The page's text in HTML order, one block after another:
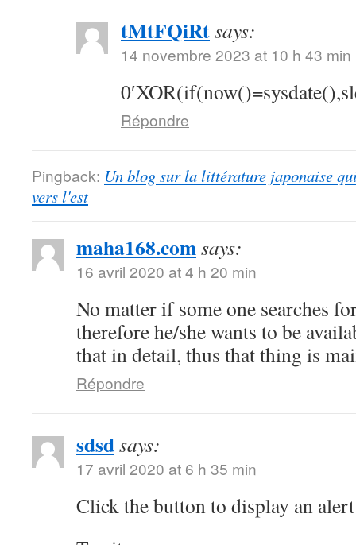
tMtFQiRtsays:
14 novembre 2023 at 10 h 43 min
Répondre
Pingback: Un blog sur la littérature japonaise
vers l'est
maha168.comsays:
16 avril 2020 at 4 h 20 min
No matter if some one searches
therefore he/she wants to be
that in detail, thus that thing is
Répondre
sdsdsays:
17 avril 2020 at 6 h 35 min
Click the button to display an